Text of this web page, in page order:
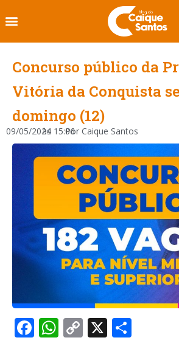
Concurso público da
Vitória da Conquista
domingo (12)
09/05/2024
às 15:06
Por Caique Santos
Facebook
WhatsApp
Copy
X